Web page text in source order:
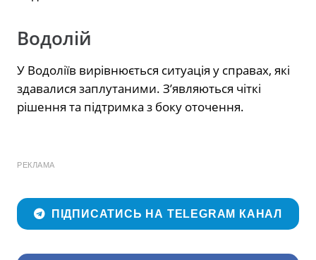
Водолій
У Водоліїв вирівнюється ситуація у справах, які
здавалися заплутаними. З’являються чіткі
рішення та підтримка з боку оточення.
РЕКЛАМА
ПІДПИСАТИСЬ НА TELEGRAM КАНАЛ